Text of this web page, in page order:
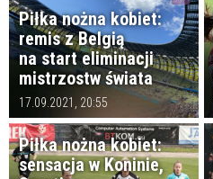
Piłka nożna kobiet:
remis z Belgią
na start eliminacji
mistrzostw świata
17.09.2021, 20:55
Piłka nożna kobiet:
sensacja w Koninie,